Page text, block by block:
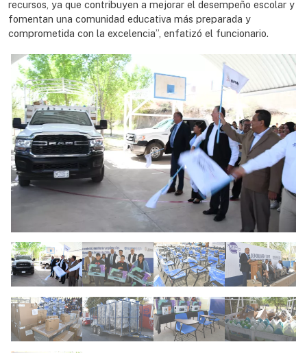
recursos, ya que contribuyen a mejorar el desempeño escolar y
fomentan una comunidad educativa más preparada y
comprometida con la excelencia”, enfatizó el funcionario.